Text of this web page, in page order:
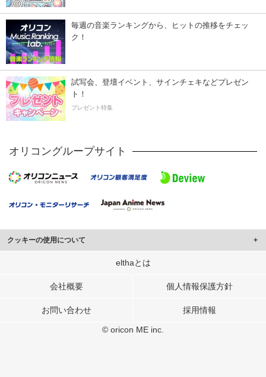
毎週の音楽ランキングから、ヒットの推移をチェッ
ク！
試写会、登壇イベント、サインチェキなどプレゼン
ト！
プレゼント特集
オリコングループサイト
クッキーの使用について
このサイトでは Cookie を使用して、ユーザーに合わせたコンテンツや広告の
行っています。
メディアや広告配信、データ解析の各パートナーに提供しています。
elthaとは
会社概要 個人情報保護方針
お問い合わせ 採用情報
© oricon ME inc.